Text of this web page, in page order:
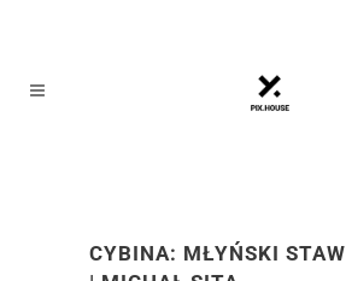
CYBINA: MŁYŃSKI STAW